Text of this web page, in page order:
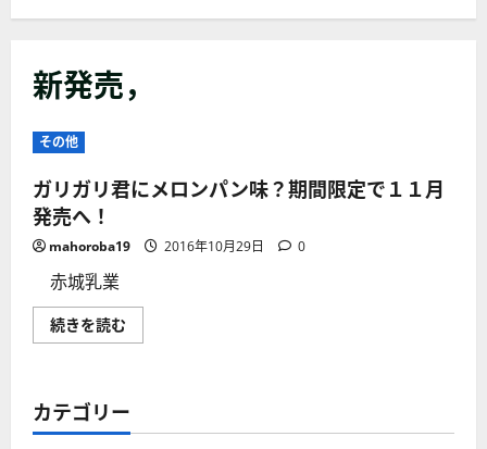
ー
新発売，
その他
ガリガリ君にメロンパン味？期間限定で１１月
発売へ！
mahoroba19 2016年10月29日 0
赤城乳業
続きを読む
リ
メ
ロ
カテゴリー